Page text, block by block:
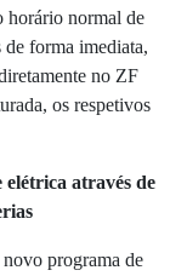
horário normal de
de forma imediata,
no ZF
os respetivos
elétrica através de
programa de